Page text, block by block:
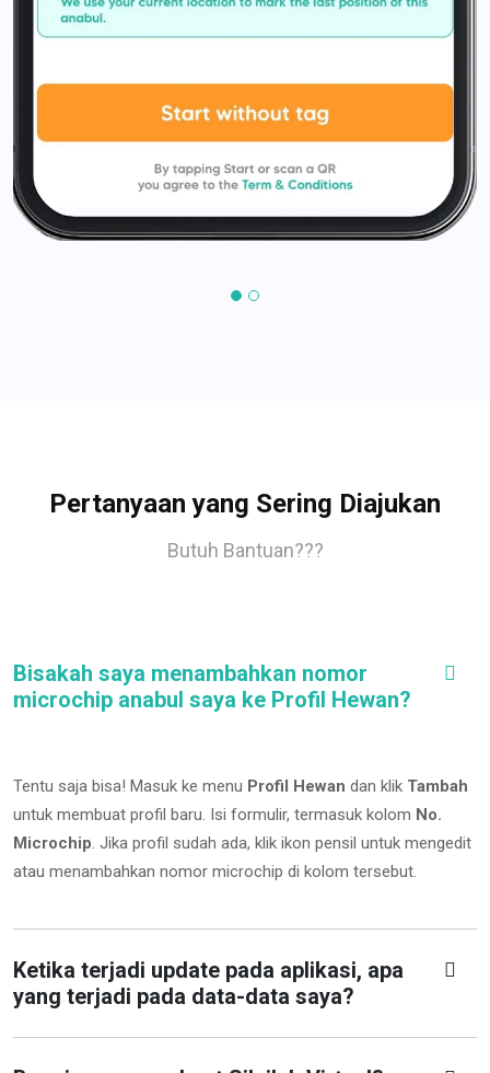
Pertanyaan yang Sering Diajukan
Butuh Bantuan???
Bisakah saya menambahkan nomor
microchip anabul saya ke Profil Hewan?
Tentu saja bisa! Masuk ke menu Profil Hewan dan klik Tambah
untuk membuat profil baru. Isi formulir, termasuk kolom No.
Microchip. Jika profil sudah ada, klik ikon pensil untuk mengedit
atau menambahkan nomor microchip di kolom tersebut.
Ketika terjadi update pada aplikasi, apa
yang terjadi pada data-data saya?